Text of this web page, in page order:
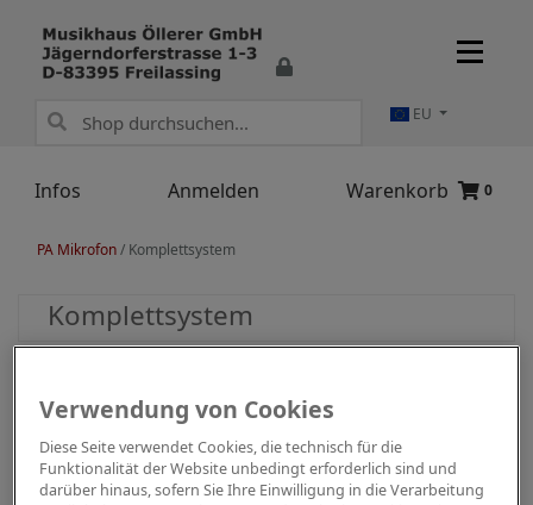
Infos Anmelden Warenkorb 0
EU
PA Mikrofon/ Komplettsystem
Komplettsystem
Verwendung von Cookies
Diese Seite verwendet Cookies, die technisch für die
Funktionalität der Website unbedingt erforderlich sind und
darüber hinaus, sofern Sie Ihre Einwilligung in die Verarbeitung